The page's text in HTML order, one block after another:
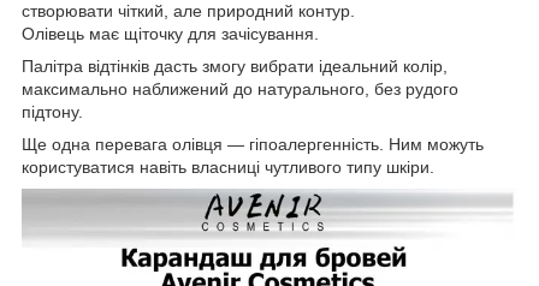
створювати чіткий, але природний контур.
Олівець має щіточку для зачісування.
Палітра відтінків дасть змогу вибрати ідеальний колір,
максимально наближений до натурального, без рудого
підтону.
Ще одна перевага олівця — гіпоалергенність. Ним можуть
користуватися навіть власниці чутливого типу шкіри.